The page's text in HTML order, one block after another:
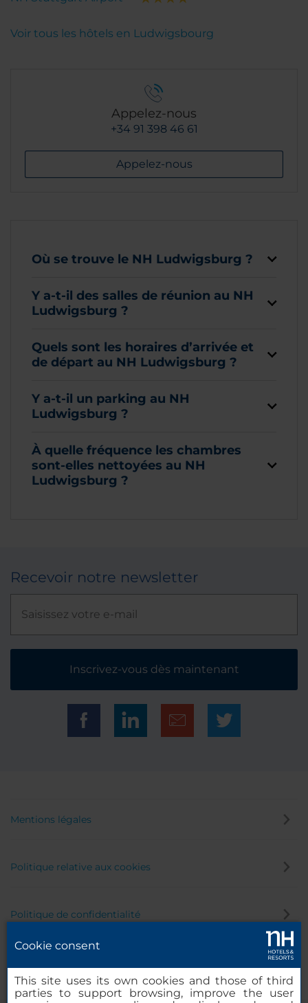
Voir tous les hôtels en Ludwigsbourg
Appelez-nous
+34 91 398 46 61
Appelez-nous
Où se trouve le NH Ludwigsburg ?
Y a-t-il des salles de réunion au NH
Ludwigsburg ?
Quels sont les horaires d’arrivée et
de départ au NH Ludwigsburg ?
Y a-t-il un parking au NH
Ludwigsburg ?
À quelle fréquence les chambres
sont-elles nettoyées au NH
Ludwigsburg ?
Recevoir notre newsletter
Inscrivez-vous dès maintenant
Mentions légales
Politique relative aux cookies
Politique de confidentialité
Cookie consent
This site uses its own cookies and those of third
parties to support browsing, improve the user